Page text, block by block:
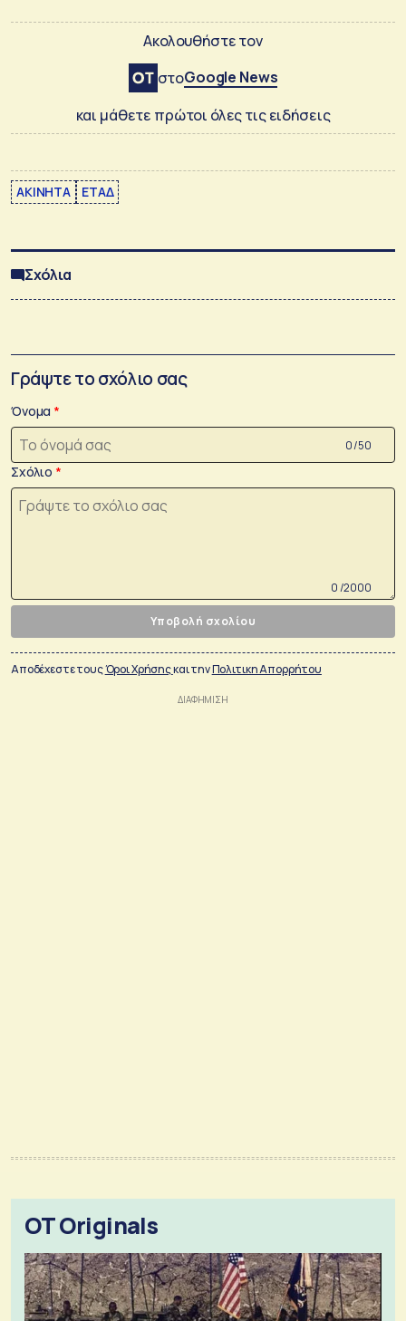
Ακολουθήστε τον
στοGoogle News
και μάθετε πρώτοι όλες τις ειδήσεις
ΑΚΙΝΗΤΑ ΕΤΑΔ
Σχόλια
Γράψτε το σχόλιο σας
Όνομα
0 /50
Σχόλιο
0 /2000
Υποβολή σχολίου
Αποδέχεστε τουςΌροι Χρήσηςκαι τηνΠολιτικη Απορρήτου
OT Originals